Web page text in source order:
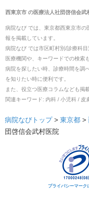
西東京市の医療法人社団啓信会武
病院なび では、 東京都西東京市の
報を掲載しています。
病院なび では市区町村別/診療科
医療機関や、キーワードでの検索
病院を探したい時、診療時間を調
を知りたい時に便利です。
また、役立つ医療コラムなども掲
関連キーワード: 内科 / 小児科 / 皮
病院なびトップ > 東京都 >
団啓信会武村医院
プライバシーマーク